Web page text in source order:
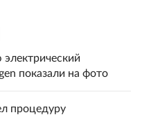
показали на фото
процедуру